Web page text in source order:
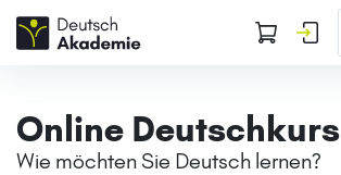
Online Deutschkurs
Wie möchten Sie Deutsch lernen?